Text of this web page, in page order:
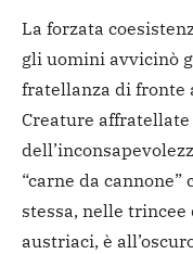
La forzata
gli uomini avvicinò
fratellanza di fronte
Creature
“carne da
stessa, nelle
austriaci, è